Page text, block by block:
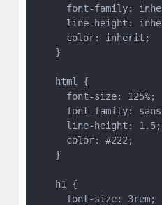
font-family:
line-height:
      color: inherit;
    }
    html {
      font-size: 125%;
font-family:
      line-height: 1.5;
      color: #222;
    }
    h1 {
      font-size: 3rem;